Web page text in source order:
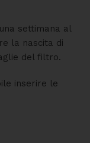
settimana al
la nascita di
del filtro.
inserire le